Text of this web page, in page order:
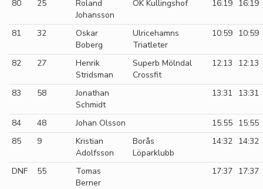
80 25
Roland
Johansson
OK Kullingshof 16:19 16:19
81 32
Oskar
Boberg
Ulricehamns
Triatleter
10:59 10:59
82 27
Henrik
Stridsman
Superb Mölndal
Crossfit
12:13 12:13
83 58
Jonathan
Schmidt
13:31 13:31
84 48 Johan Olsson 15:55 15:55
85
9
Kristian
Adolfsson
Borås
Löparklubb
14:32 14:32
DNF 55
Tomas
Berner
17:37 17:37